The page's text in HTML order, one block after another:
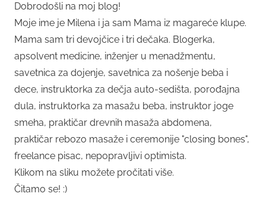
Dobrodošli na moj blog!
Moje ime je Milena i ja sam Mama iz magareće klupe.
Mama sam tri devojčice i tri dečaka. Blogerka,
apsolvent medicine, inženjer u menadžmentu,
savetnica za dojenje, savetnica za nošenje beba i
dece, instruktorka za dečja auto-sedišta, porođajna
dula, instruktorka za masažu beba, instruktor joge
smeha, praktičar drevnih masaža abdomena,
praktičar rebozo masaže i ceremonije "closing bones",
freelance pisac, nepopravljivi optimista.
Klikom na sliku možete pročitati više.
Čitamo se! :)